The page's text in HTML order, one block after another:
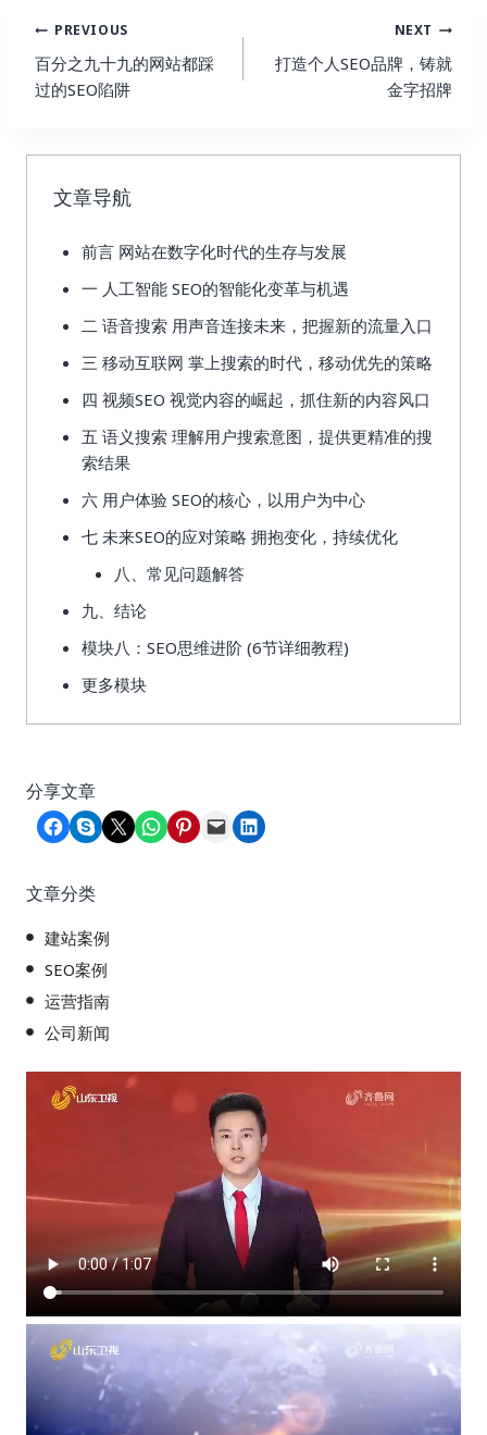
Post
Navigation
PREVIOUS
百分之九十九的网站都踩
过的SEO陷阱
NEXT
打造个人SEO品牌，铸就
金字招牌
文章导航
前言 网站在数字化时代的生存与发展
一 人工智能 SEO的智能化变革与机遇
二 语音搜索 用声音连接未来，把握新的流量入口
三 移动互联网 掌上搜索的时代，移动优先的策略
四 视频SEO 视觉内容的崛起，抓住新的内容风口
五 语义搜索 理解用户搜索意图，提供更精准的搜
索结果
六 用户体验 SEO的核心，以用户为中心
七 未来SEO的应对策略 拥抱变化，持续优化
八、常见问题解答
九、结论
模块八：SEO思维进阶 (6节详细教程)
更多模块
分享文章
Share on Facebook
Share on Skype
Share on X Share on WhatsApp
Share on Pinterest
Email this PageShare on LinkedIn
文章分类
建站案例
SEO案例
运营指南
公司新闻